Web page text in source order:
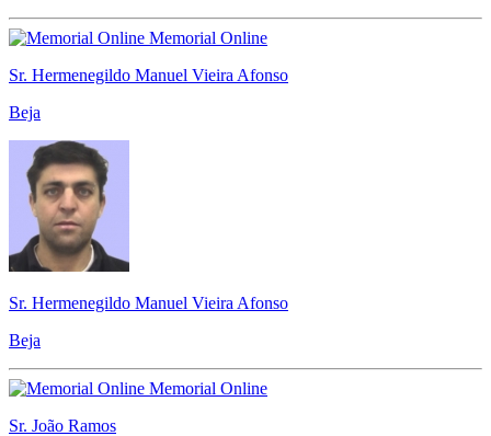
Memorial Online
Sr. Hermenegildo Manuel Vieira Afonso
Beja
Sr. Hermenegildo Manuel Vieira Afonso
Beja
Memorial Online
Sr. João Ramos